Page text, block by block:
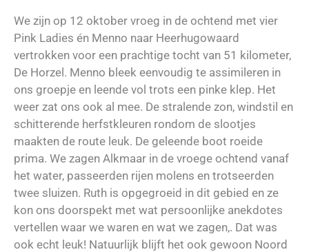
We zijn op 12 oktober vroeg in de ochtend met vier
Pink Ladies én Menno naar Heerhugowaard
vertrokken voor een prachtige tocht van 51 kilometer,
De Horzel. Menno bleek eenvoudig te assimileren in
ons groepje en leende vol trots een pinke klep. Het
weer zat ons ook al mee. De stralende zon, windstil en
schitterende herfstkleuren rondom de slootjes
maakten de route leuk. De geleende boot roeide
prima. We zagen Alkmaar in de vroege ochtend vanaf
het water, passeerden rijen molens en trotseerden
twee sluizen. Ruth is opgegroeid in dit gebied en ze
kon ons doorspekt met wat persoonlijke anekdotes
vertellen waar we waren en wat we zagen,. Dat was
ook echt leuk! Natuurlijk blijft het ook gewoon Noord